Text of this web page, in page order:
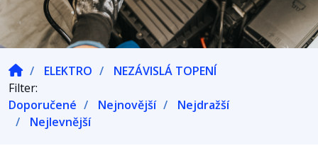
ELEKTRO
NEZÁVISLÁ TOPENÍ
Filter:
Doporučené
Nejnovější
Nejdražší
Nejlevnější